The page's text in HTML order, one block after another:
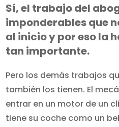
Sí, el trabajo del
imponderables que
al inicio y por eso la
tan importante.
Pero los demás trabajos
también los tienen. El
entrar en un motor de un
tiene su coche como un